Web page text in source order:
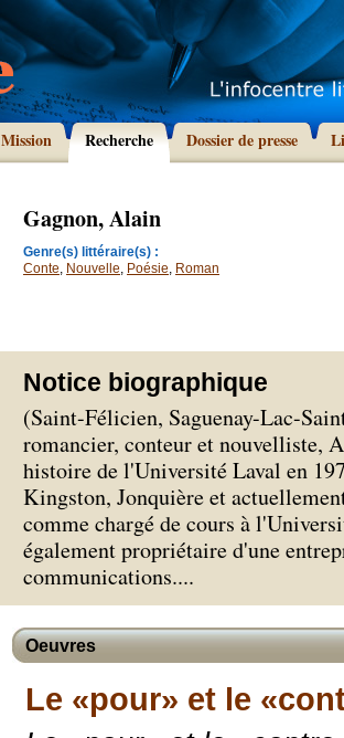
Mission Recherche Dossier de presse
Gagnon, Alain
Genre(s) littéraire(s) :
Conte, Nouvelle, Poésie, Roman
Notice biographique
(Saint-Félicien, Saguenay-Lac-
romancier, conteur et nouvelliste,
histoire de l'Université Laval en
Kingston, Jonquière et
comme chargé de cours à
également propriétaire d'une
communications....
Oeuvres
Le «pour» et le